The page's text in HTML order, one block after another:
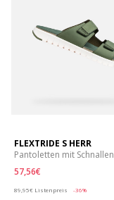
FLEXTRIDE S HERR
Pantoletten mit Schnallen
57,56€
89,95€ Listenpreis
-36%